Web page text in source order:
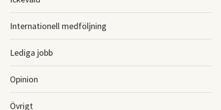
Internationell medföljning
Lediga jobb
Opinion
Övrigt